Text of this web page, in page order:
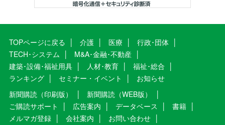
TOPページに戻る 介護 医療
行政･団体
TECH･システム
M&A･金融･不動産
建築･設備･福祉用具
人材･教育
福祉･総合
ランキング
セミナー・イベント
お知らせ
新聞購読（印刷版）
新聞購読（WEB版）
ご購読サポート
広告案内 データベース
書籍
メルマガ登録
会社案内
お問い合わせ